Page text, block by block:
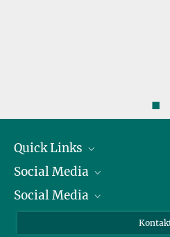
◼
Quick Links
Präsident
Zahlen und Fakten
Social Media
Bluesky
Social Media